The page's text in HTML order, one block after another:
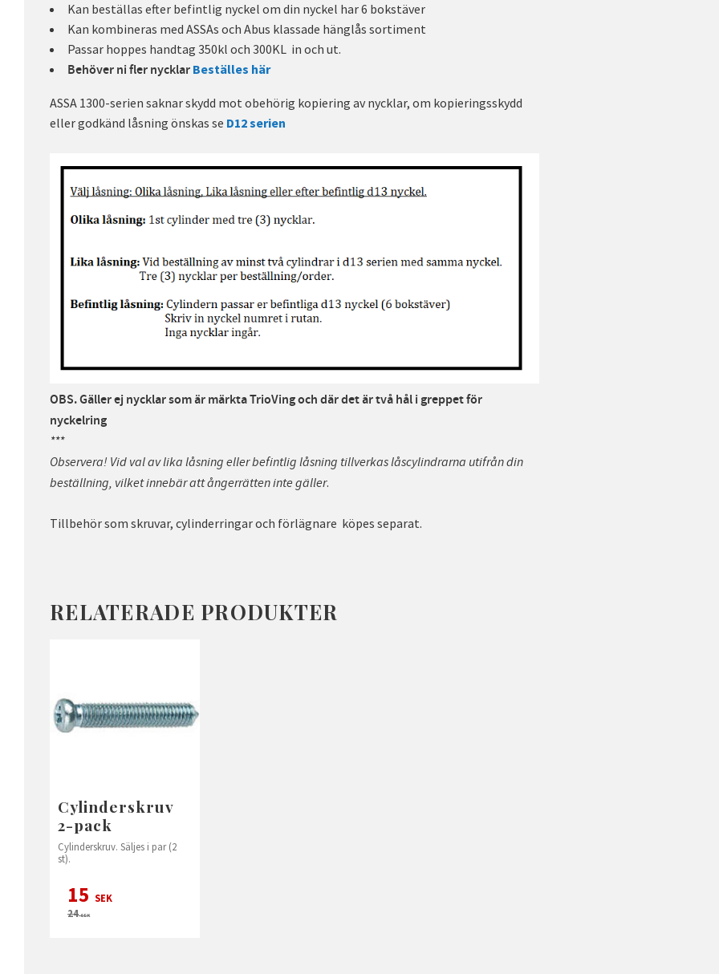
Kan beställas efter befintlig nyckel om din nyckel har 6 bokstäver
Kan kombineras med ASSAs och Abus klassade hänglås sortiment
Passar hoppes handtag 350kl och 300KL in och ut.
Behöver ni fler nycklar Beställes här
ASSA 1300-serien saknar skydd mot obehörig kopiering av nycklar, om kopieringsskydd
eller godkänd låsning önskas se D12 serien
OBS. Gäller ej nycklar som är märkta TrioVing och där det är två hål i greppet för
nyckelring
***
Observera! Vid val av lika låsning eller befintlig låsning tillverkas låscylindrarna utifrån din
beställning, vilket innebär att ångerrätten inte gäller.
Tillbehör som skruvar, cylinderringar och förlägnare köpes separat.
RELATERADE PRODUKTER
Cylinderskruv
2-pack
Cylinderskruv. Säljes i par (2
st).
15 SEK
24SEK